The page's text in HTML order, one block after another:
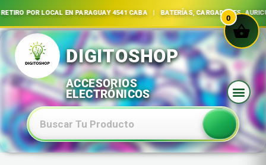
LOCAL EN PARAGUAY 4541 CABA | BATERÍAS, CARGADORES,
Ir
al
contenido
0